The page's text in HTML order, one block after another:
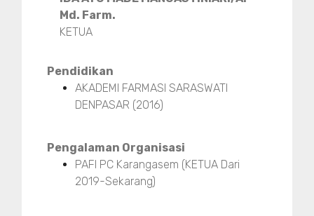
Md. Farm.
KETUA
Pendidikan
AKADEMI FARMASI SARASWATI
DENPASAR (2016)
Pengalaman Organisasi
PAFI PC Karangasem (KETUA Dari
2019-Sekarang)